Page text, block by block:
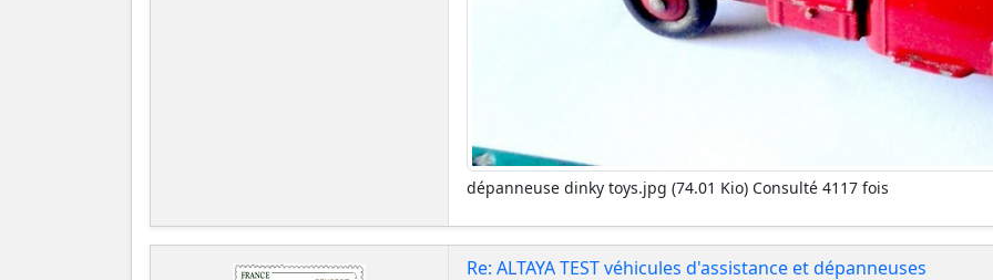
dépanneuse dinky toys.jpg (74.01 Kio) Consulté 4117 fois
Re: ALTAYA TEST véhicules d'assistance et dépanneuses